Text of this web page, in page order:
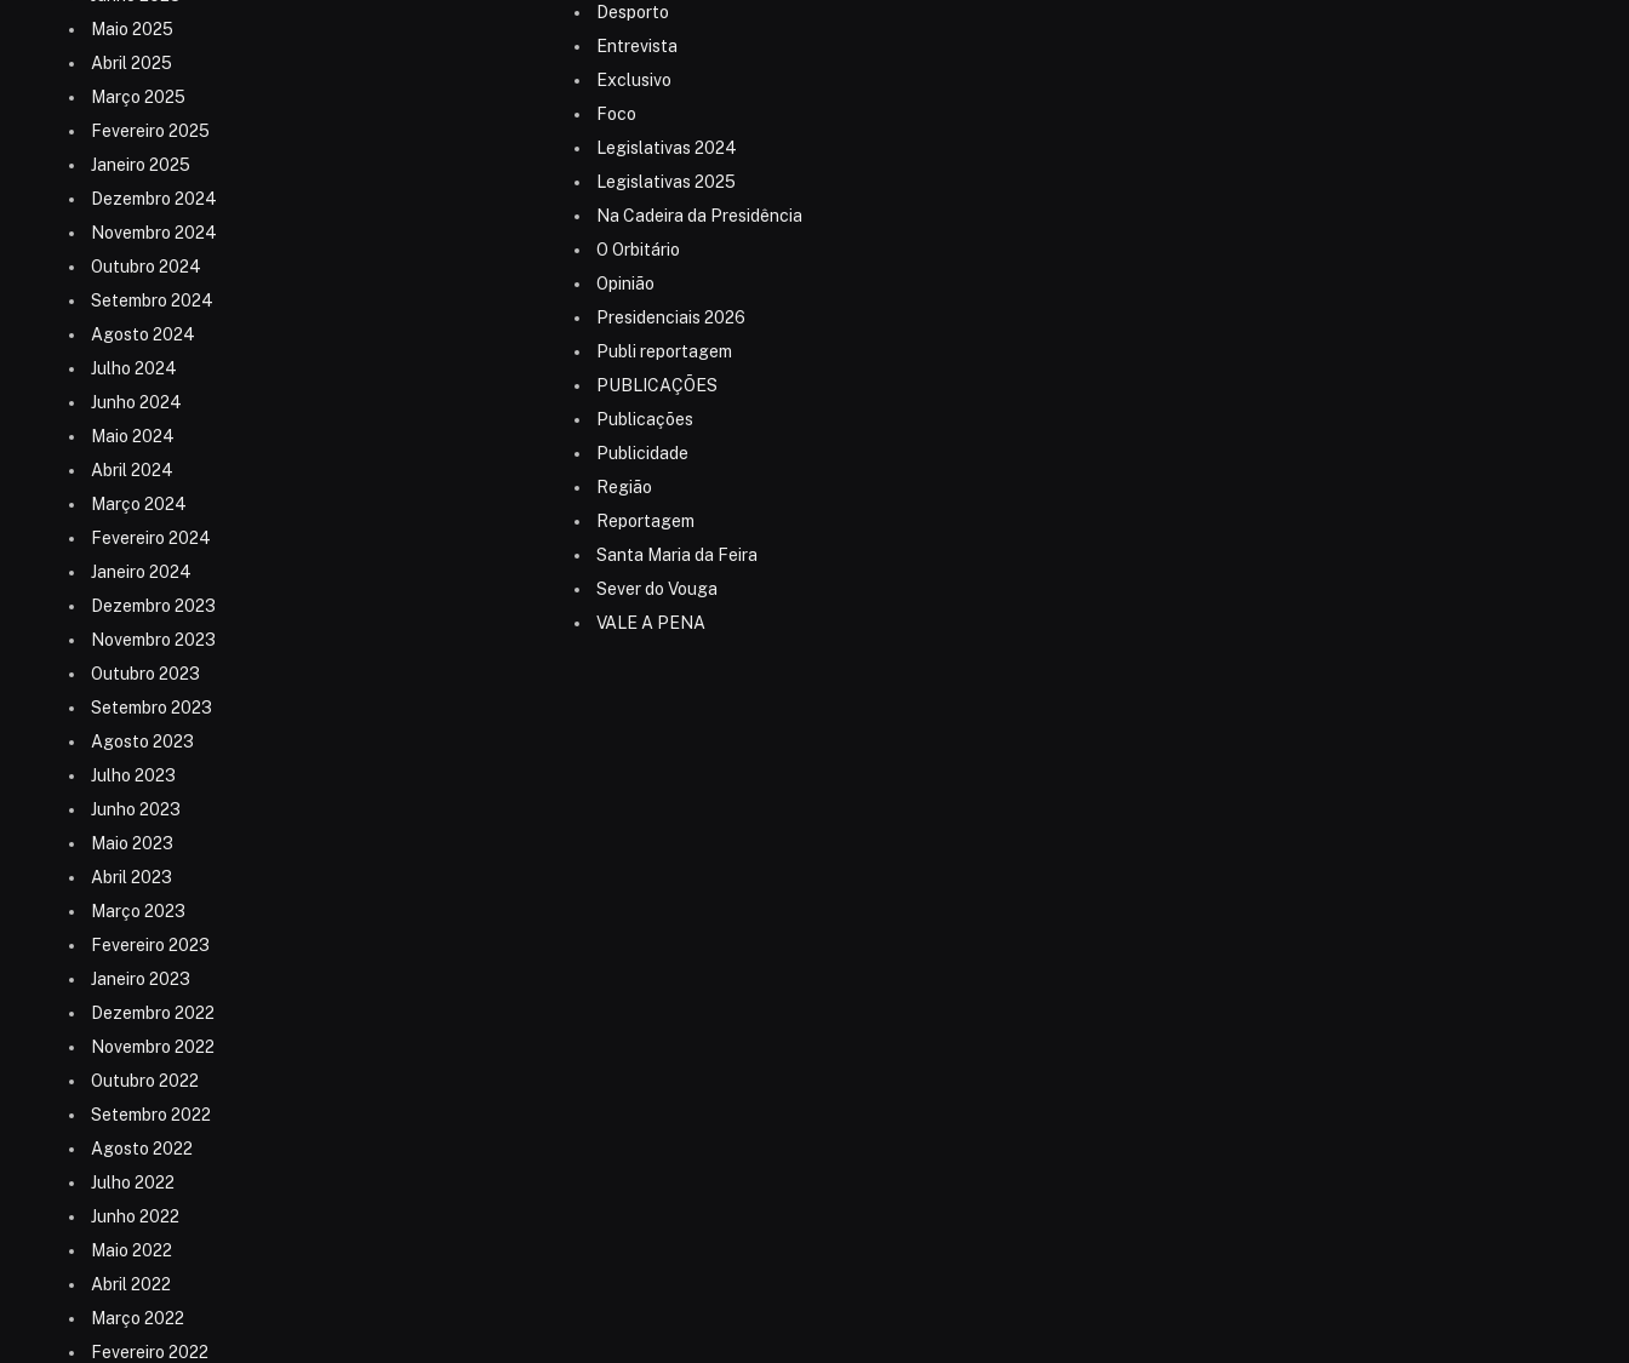
Maio 2025
Abril 2025
Março 2025
Fevereiro 2025
Janeiro 2025
Dezembro 2024
Novembro 2024
Outubro 2024
Setembro 2024
Agosto 2024
Julho 2024
Junho 2024
Maio 2024
Abril 2024
Março 2024
Fevereiro 2024
Janeiro 2024
Dezembro 2023
Novembro 2023
Outubro 2023
Setembro 2023
Agosto 2023
Julho 2023
Junho 2023
Maio 2023
Abril 2023
Março 2023
Fevereiro 2023
Janeiro 2023
Dezembro 2022
Novembro 2022
Outubro 2022
Setembro 2022
Agosto 2022
Julho 2022
Junho 2022
Maio 2022
Abril 2022
Março 2022
Fevereiro 2022
Desporto
Entrevista
Exclusivo
Foco
Legislativas 2024
Legislativas 2025
Na Cadeira da Presidência
O Orbitário
Opinião
Presidenciais 2026
Publi reportagem
PUBLICAÇÕES
Publicações
Publicidade
Região
Reportagem
Santa Maria da Feira
Sever do Vouga
VALE A PENA